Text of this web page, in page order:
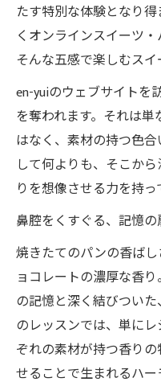
たす特別な体験となり
くオンラインスイーツ
そんな五感で楽しむスイ
en-yuiのウェブサイトを
を奪われます。それは
はなく、素材の持つ色
して何よりも、そこか
りを想像させる力を持っ
鼻腔をくすぐる、記憶
焼きたてのパンの香ば
ョコレートの濃厚な香
の記憶と深く結びつい
のレッスンでは、単に
ぞれの素材が持つ香り
せることで生まれるハー